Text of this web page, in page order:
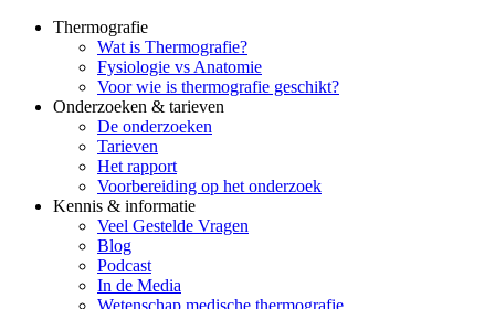
Thermografie
Wat is Thermografie?
Fysiologie vs Anatomie
Voor wie is thermografie geschikt?
Onderzoeken & tarieven
De onderzoeken
Tarieven
Het rapport
Voorbereiding op het onderzoek
Kennis & informatie
Veel Gestelde Vragen
Blog
Podcast
In de Media
Wetenschap medische thermografie